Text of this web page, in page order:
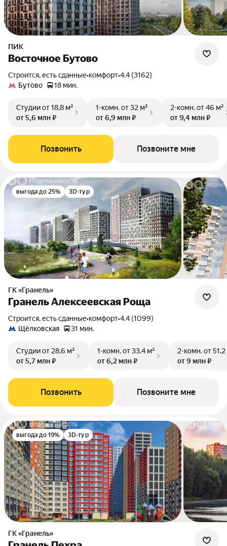
ПИК
Восточное Бутово
Строится, есть сданные•комфорт•4.4 (3162)
Бутово
18 мин.
Студииот 18,8 м²
от 5,6 млн ₽
1-комн.от 32 м²
от 6,9 млн ₽
2-комн.от 46 м²
от 9,4 млн ₽
Позвонить Позвоните мне
выгода до 25% 3D-тур
ГК «Гранель»
Гранель Алексеевская Роща
Строится, есть сданные•комфорт•4.4 (1099)
Щёлковская
31 мин.
Студииот 28,6 м²
от 5,7 млн ₽
1-комн.от 33,4 м²
от 6,2 млн ₽
2-комн.от
от 9 млн ₽
Позвонить Позвоните мне
выгода до 19% 3D-тур
ГК «Гранель»